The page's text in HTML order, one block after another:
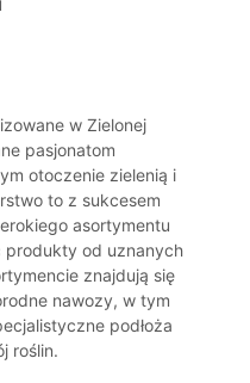
w Zielonej
pasjonatom
otoczenie zielenią i
to z sukcesem
asortymentu
produkty od uznanych
znajdują się
nawozy, w tym
podłoża
roślin.